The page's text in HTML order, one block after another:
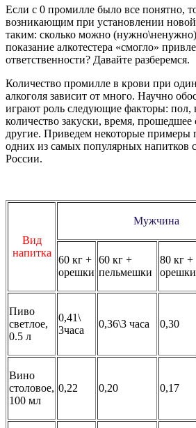
Если с 0 промилле было все понятно,
возникающим при установлении
таким: сколько можно
показание алкотестера «смогло»
ответственности? Давайте разберемся.
Количество промилле в крови при
алкоголя зависит от много. Научно
играют роль следующие факторы: пол,
количество закуски, время,
другие. Приведем некоторые примеры
одних из самых популярных напитков
России.
Вид
напитка
Мужчина
60 кг +
орешки
60 кг +
пельмешки
80 кг +
орешки
Пиво
светлое,
0.5 л
0,41\
3часа
0,36\3 часа 0,30
Вино
столовое,
100 мл
0,22 0,20 0,17